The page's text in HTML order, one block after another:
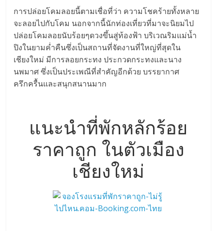
การปล่อยโคมลอยนี้ตามเชื่อที่ว่า ความโชคร้ายทั้งหลาย
จะลอยไปกับโคม นอกจากนี้นักท่องเที่ยวที่มาจะนิยมไป
ปล่อยโคมลอยนับร้อยๆดวงขึ้นสู่ท้องฟ้า บริเวณริมแม่น้ำ
ปิงในยามค่ำคืนซึ่งเป็นสถานที่จัดงานที่ใหญ่ที่สุดใน
เชียงใหม่ มีการลอยกระทง ประกวดกระทงและนาง
นพมาศ ซึ่งเป็นประเพณีที่สำคัญอีกด้วย บรรยากาศ
ครึกครื้นและสนุกสนานมาก
แนะนำที่พักหลักร้อย
ราคาถูก ในตัวเมือง
เชียงใหม่